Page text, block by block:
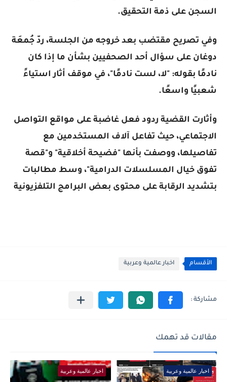
السجن على ذمة التحقيق.
وفي تصريح مقتضب بعد خروجه من الجلسة، ردّ جُمعَة
دوغان على سؤال أحد الصحفيين بشأن ما إذا كان
نادمًا بقوله: "لا، لست نادمًا"، في موقف أثار استياءً
شعبيًا واسعًا.
وأثارت القضية ردود فعل غاضبة على مواقع التواصل
الاجتماعي، حيث تفاعل آلاف المستخدمين مع
تفاصيلها، ووصفت بأنها "فضيحة أخلاقية" و"قصة
تفوق خيال المسلسلات الدرامية"، وسط مطالبات
بتشديد الرقابة على محتوى بعض البرامج التلفزيونية
الأقسام اخبار عالمية وعربية
مقالات قد تهمك
اخبار عالمية وعربية اخبار عالمية وعربية